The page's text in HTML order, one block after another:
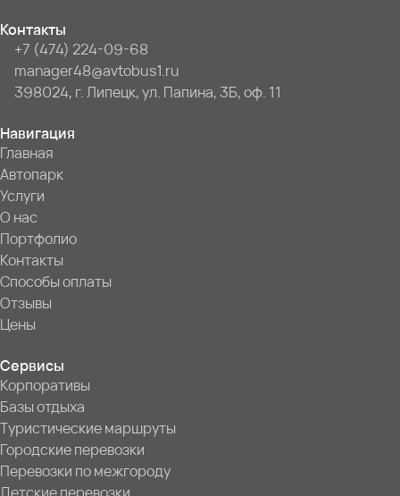
Контакты
+7 (474) 224-09-68
manager48@avtobus1.ru
398024, г. Липецк, ул. Папина, 3Б, оф. 11
Навигация
Главная
Автопарк
Услуги
О нас
Портфолио
Контакты
Способы оплаты
Отзывы
Цены
Сервисы
Корпоративы
Базы отдыха
Туристические маршруты
Городские перевозки
Перевозки по межгороду